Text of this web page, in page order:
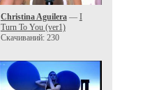
Christina Aguilera— I
Turn To You (ver1)
Скачиваний: 230